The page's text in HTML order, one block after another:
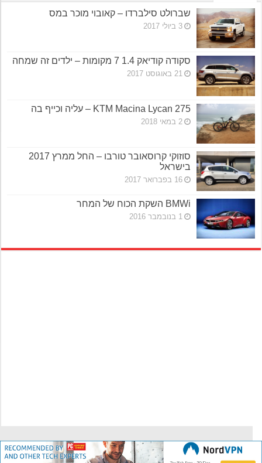
שברולט סילברדו – קאובוי מוכר במס
3 ביולי 2017
סקודה קודיאק 1.4 7 מקומות – ילדים זה שמחה
21 באוגוסט 2017
KTM Macina Lycan 275 – עליה וכייף בה
2 במאי 2018
סוזוקי קרוסאובר טורבו – החל ממרץ 2017
בישראל
16 בפברואר 2017
BMWi השקת הכוח של המחר
1 בנובמבר 2016